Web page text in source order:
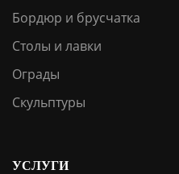
Бордюр и брусчатка
Столы и лавки
Ограды
Скульптуры
УСЛУГИ